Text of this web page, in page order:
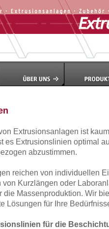
Extrusionsanlagen ist
es Extrusionslinien optimal
abzustimmen.
reichen von individuellen
von Kurzlängen oder
die Massenproduktion. Wir
Lösungen für Ihre
für die